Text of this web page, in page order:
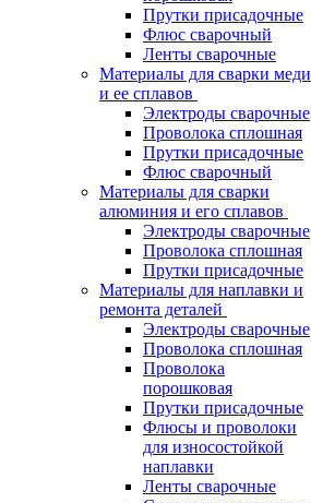
Прутки присадочные
Флюс сварочный
Ленты сварочные
Материалы для сварки меди
и ее сплавов
Электроды сварочные
Проволока сплошная
Прутки присадочные
Флюс сварочный
Материалы для сварки
алюминия и его сплавов
Электроды сварочные
Проволока сплошная
Прутки присадочные
Материалы для наплавки и
ремонта деталей
Электроды сварочные
Проволока сплошная
Проволока
порошковая
Прутки присадочные
Флюсы и проволоки
для износостойкой
наплавки
Ленты сварочные